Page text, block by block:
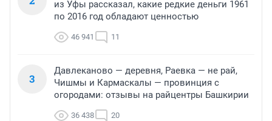
из Уфы рассказал, какие редкие деньги 1961
по 2016 год обладают ценностью
46 941 11
3
Давлеканово — деревня, Раевка — не рай,
Чишмы и Кармаскалы — провинция с
огородами: отзывы на райцентры Башкирии
36 438 20